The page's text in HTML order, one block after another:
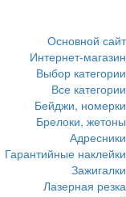
Основной сайт
Интернет-магазин
Выбор категории
Все категории
Бейджи, номерки
Брелоки, жетоны
Адресники
Гарантийные наклейки
Зажигалки
Лазерная резка